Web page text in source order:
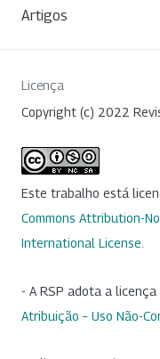
Artigos
Licença
Copyright (c) 2022
Este trabalho está
Commons Attribution-
International License
- A RSP adota a licença
Atribuição – Uso Não-